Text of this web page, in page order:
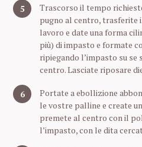
Trascorso il tempo
pugno al centro, trasferite
lavoro e date una forma
più) di impasto e formate
ripiegando l’impasto su
centro. Lasciate riposare
Portate a ebollizione
le vostre palline e create
premete al centro con il
l’impasto, con le dita